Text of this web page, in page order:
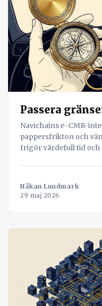
Passera
Navichains e-CMR-
pappersfrikton och
frigör värdefull tid och
Håkan Lundmark
29 maj 2026